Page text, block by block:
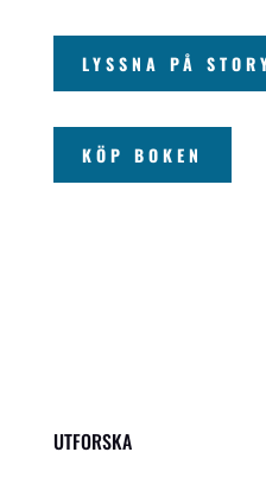
LYSSNA PÅ
KÖP BOKEN
UTFORSKA